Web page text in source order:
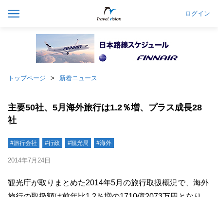
ログイン
トップページ 新着ニュース
主要50社、5月海外旅行は1.2％増、プラス成長28
社
#旅行会社 #行政 #観光局 #海外
2014年7月24日
観光庁が取りまとめた2014年5月の旅行取扱概況で、海外